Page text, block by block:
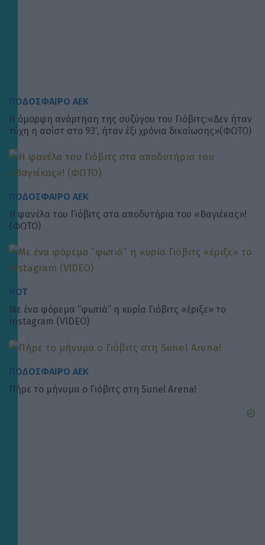
ΠΟΔΟΣΦΑΙΡΟ ΑΕΚ
H όμορφη ανάρτηση της συζύγου του Γιόβιτς:«Δεν ήταν
τύχη η ασίστ στο 93′, ήταν έξι χρόνια δικαίωσης»(ΦΩΤΟ)
ΠΟΔΟΣΦΑΙΡΟ ΑΕΚ
Η φανέλα του Γιόβιτς στα αποδυτήρια του «Βαγιέκας»!
(ΦΩΤΟ)
HOT
Με ένα φόρεμα “φωτιά” η κυρία Γιόβιτς «έριξε» το
Instagram (VIDEO)
ΠΟΔΟΣΦΑΙΡΟ ΑΕΚ
Πήρε το μήνυμα ο Γιόβιτς στη Sunel Arena!